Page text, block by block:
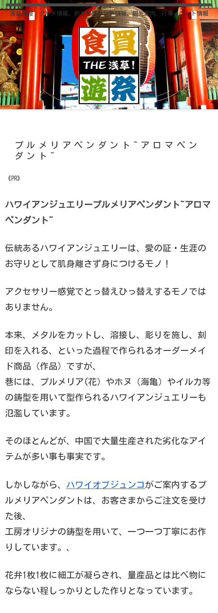
浅草情報；グルメ情報、おすすめランチ情報、観光案内、行事イベント情報
プルメリアペンダント~アロマペン
ダント~
《PR》
ハワイアンジュエリープルメリアペンダント~アロマ
ペンダント~
伝統あるハワイアンジュエリーは、愛の証・生涯の
お守りとして肌身離さず身につけるモノ！
アクセサリー感覚でとっ替えひっ替えするモノでは
ありません。
本来、メタルをカットし、溶接し、彫りを施し、刻
印を入れる、といった過程で作られるオーダーメイ
ド商品（作品）ですが、
巷には、プルメリア(花）やホヌ（海亀）やイルカ等
の鋳型を用いて型作られるハワイアンジュエリーも
氾濫しています。
そのほとんどが、中国で大量生産された劣化なアイ
テムが多い事も事実です。
しかしながら、 ハワイオブジュンコがご案内するプ
ルメリアペンダントは、お客さまからご注文を受け
た後、
工房オリジナの鋳型を用いて、一つ一つ丁寧にお作
りしています。、
花弁1枚1枚に細工が凝らされ、量産品とは比べ物に
ならない程しっかりとした作りとなっています。